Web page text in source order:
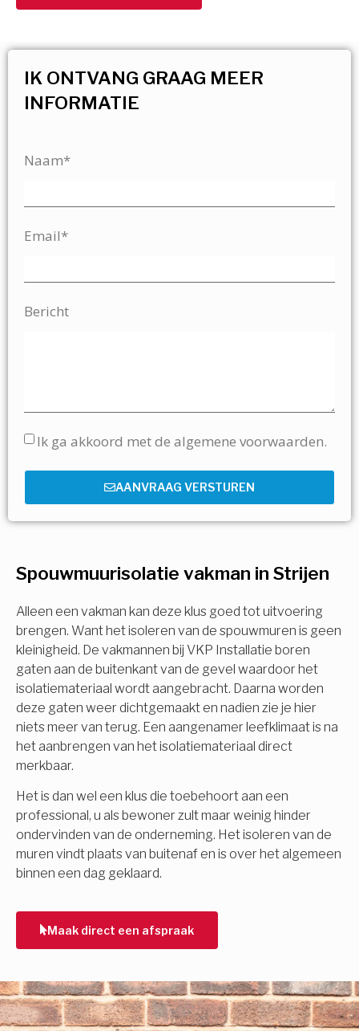
Spouwmuurisolatie vakman in Strijen
Alleen een vakman kan deze klus goed tot uitvoering
brengen. Want het isoleren van de spouwmuren is geen
kleinigheid. De vakmannen bij VKP Installatie boren
gaten aan de buitenkant van de gevel waardoor het
isolatiemateriaal wordt aangebracht. Daarna worden
deze gaten weer dichtgemaakt en nadien zie je hier
niets meer van terug. Een aangenamer leefklimaat is na
het aanbrengen van het isolatiemateriaal direct
merkbaar.
Het is dan wel een klus die toebehoort aan een
professional, u als bewoner zult maar weinig hinder
ondervinden van de onderneming. Het isoleren van de
muren vindt plaats van buitenaf en is over het algemeen
binnen een dag geklaard.
Maak direct een afspraak
IK ONTVANG GRAAG MEER
INFORMATIE
Naam*
Email*
Bericht
Ik ga akkoord met de algemene voorwaarden.
AANVRAAG VERSTUREN